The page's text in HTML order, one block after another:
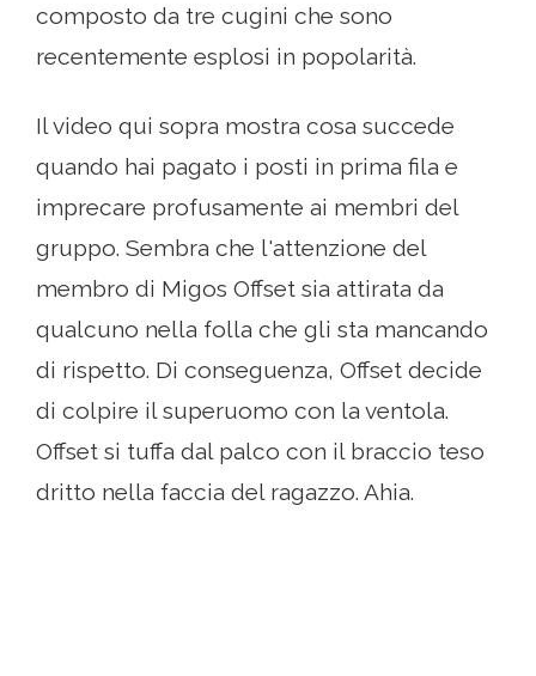
composto da tre cugini che sono
recentemente esplosi in popolarità.
Il video qui sopra mostra cosa succede
quando hai pagato i posti in prima fila e
imprecare profusamente ai membri del
gruppo. Sembra che l'attenzione del
membro di Migos Offset sia attirata da
qualcuno nella folla che gli sta mancando
di rispetto. Di conseguenza, Offset decide
di colpire il superuomo con la ventola.
Offset si tuffa dal palco con il braccio teso
dritto nella faccia del ragazzo. Ahia.